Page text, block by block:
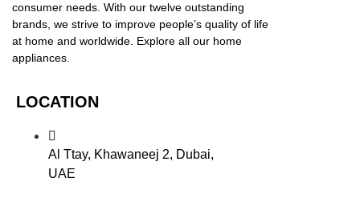
consumer needs. With our twelve outstanding
brands, we strive to improve people’s quality of life
at home and worldwide. Explore all our home
appliances.
LOCATION
Al Ttay, Khawaneej 2, Dubai,
UAE